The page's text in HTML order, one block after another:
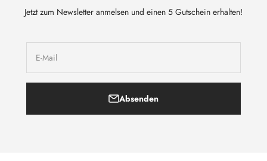
Jetzt zum Newsletter anmelsen und einen 5 Gutschein erhalten!
E-Mail
Absenden